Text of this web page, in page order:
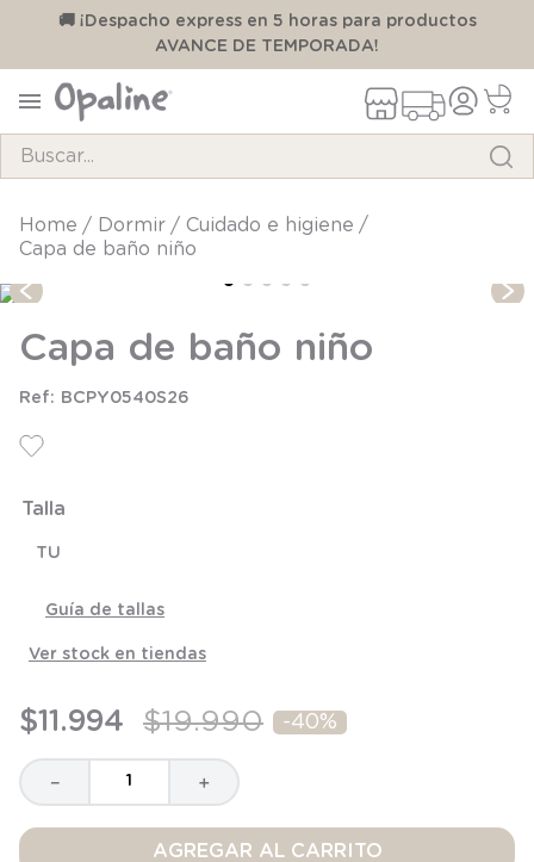
🚚 ¡Despacho express en 5 horas para productos
AVANCE DE TEMPORADA!
dormir
cuidado e higiene
Capa de baño niño
Capa de baño niño
BCPY0540S26
Talla
TU
Guía de tallas
Ver stock en tiendas
$11 .994 $19.990 -40%
＋
－
AGREGAR AL CARRITO
TÉRMINOS MÁS BUSCADOS
1
3.
zapatillas
4.
body
7.
8.
saco